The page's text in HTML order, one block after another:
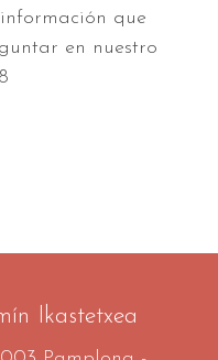
que
en nuestro
Ikastetxea